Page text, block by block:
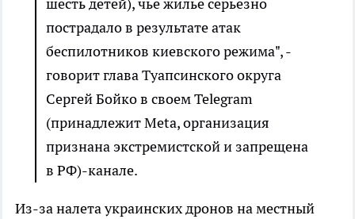
шесть детей), чье жилье серьезно
пострадало в результате атак
беспилотников киевского режима", -
говорит глава Туапсинского округа
Сергей Бойко в своем Telegram
(принадлежит Meta, организация
признана экстремистской и запрещена
в РФ)-канале.
Из-за налета украинских дронов на местный